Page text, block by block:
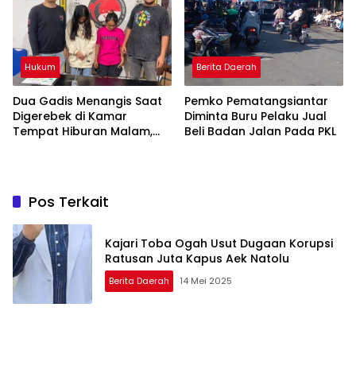
Hukum
Dua Gadis Menangis Saat
Digerebek di Kamar
Tempat Hiburan Malam,
Berita Daerah
Pemko Pematangsiantar
Diminta Buru Pelaku Jual
Beli Badan Jalan Pada PKL
Pos Terkait
Kajari Toba Ogah Usut Dugaan Korupsi
Ratusan Juta Kapus Aek Natolu
Berita Daerah 14 Mei 2025